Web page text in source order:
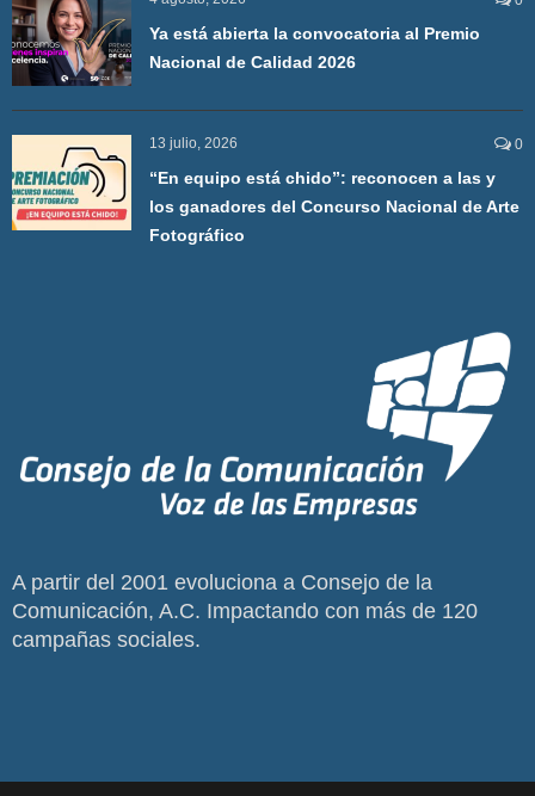
Ya está abierta la convocatoria al Premio
Nacional de Calidad 2026
13 julio, 2026 0
“En equipo está chido”: reconocen a las y
los ganadores del Concurso Nacional de Arte
Fotográfico
A partir del 2001 evoluciona a Consejo de la
Comunicación, A.C. Impactando con más de 120
campañas sociales.